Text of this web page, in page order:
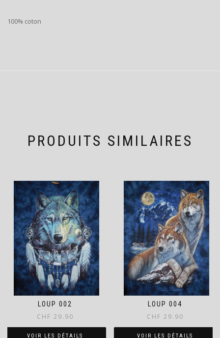
100% coton
PRODUITS SIMILAIRES
LOUP 002
CHF 29.90
VOIR LES DÉTAILS
LOUP 004
CHF 29.90
VOIR LES DÉTAILS